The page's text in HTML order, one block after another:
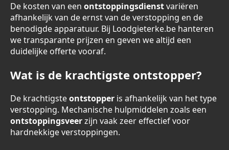
De kosten van een ontstoppingsdienstvariëren
afhankelijk van de ernst van de verstopping en de
benodigde apparatuur. Bij Loodgieterke.be hanteren
we transparante prijzen en geven we altijd een
duidelijke offerte vooraf.
Wat is de krachtigste ontstopper?
De krachtigsteontstopper is afhankelijk van het type
verstopping. Mechanische hulpmiddelen zoals een
ontstoppingsveerzijn vaak zeer effectief voor
hardnekkige verstoppingen.